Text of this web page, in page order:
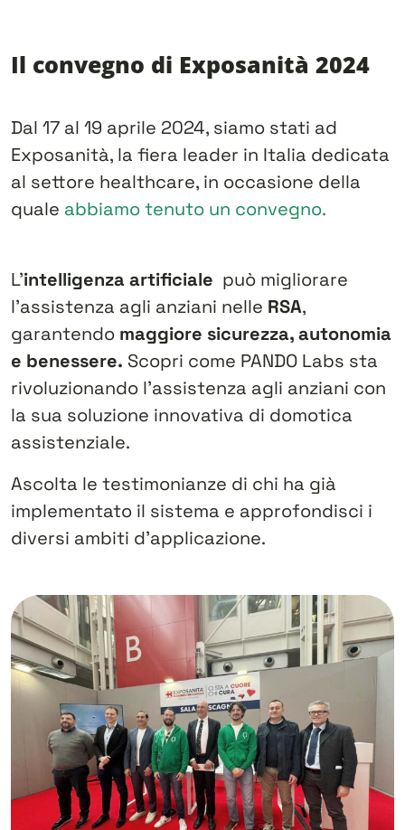
Il convegno di Exposanità 2024
Dal 17 al 19 aprile 2024, siamo stati ad
Exposanità​, la fiera leader in Italia dedicata
al settore healthcare, in occasione della
quale abbiamo tenuto un convegno.
L’intelligenza artificiale può migliorare
l’assistenza agli anziani nelle RSA,
garantendo maggiore sicurezza, autonomia
e benessere. Scopri come PANDO Labs sta
rivoluzionando l’assistenza agli anziani con
la sua soluzione innovativa di domotica
assistenziale.
Ascolta le testimonianze di chi ha già
implementato il sistema e approfondisci i
diversi ambiti d’applicazione.